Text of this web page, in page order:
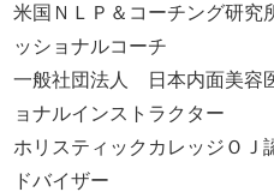
米国ＮＬＰ＆コーチング研
ッショナルコーチ
一般社団法人 日本内面美容
ョナルインストラクター
ホリスティックカレッジＯ
ドバイザー